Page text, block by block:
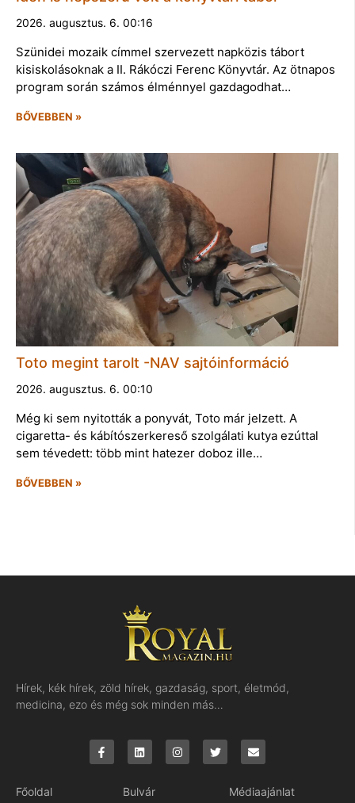
2026. augusztus. 6. 00:16
Szünidei mozaik címmel szervezett napközis tábort
kisiskolásoknak a II. Rákóczi Ferenc Könyvtár. Az ötnapos
program során számos élménnyel gazdagodhat…
BŐVEBBEN »
Toto megint tarolt -NAV sajtóinformáció
2026. augusztus. 6. 00:10
Még ki sem nyitották a ponyvát, Toto már jelzett. A
cigaretta- és kábítószerkereső szolgálati kutya ezúttal
sem tévedett: több mint hatezer doboz ille…
BŐVEBBEN »
Hírek, kék hírek, zöld hírek, gazdaság, sport, életmód,
medicina, ezo és még sok minden más…
Főoldal Bulvár Médiaajánlat